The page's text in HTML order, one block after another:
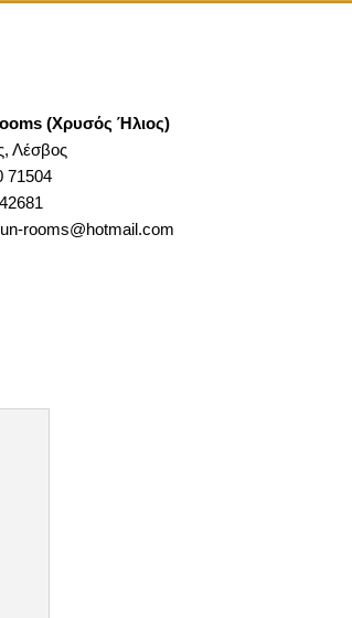
(Χρυσός Ήλιος)
Λέσβος
71504
rooms@hotmail.com